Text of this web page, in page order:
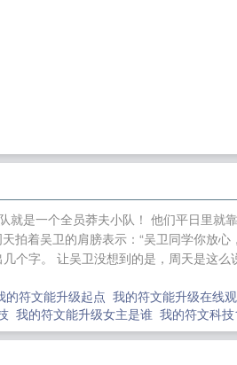
是一个全员莽夫小队！ 他们平日里就
拍着吴卫的肩膀表示：“吴卫同学你放
个字。 让吴卫没想到的是，周天是这
的符文能升级起点 我的符文能升级在线
我的符文能升级女主是谁 我的符文科